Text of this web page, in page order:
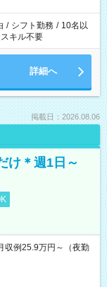
週40時間を超える場
/ シフト勤務 / 10名以
キル不要
詳細へ
掲載日：2026.08.06
け＊週1日～
例25.9万円～（夜勤